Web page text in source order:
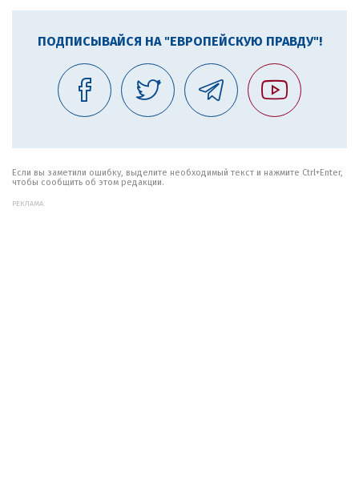
ПОДПИСЫВАЙСЯ НА "ЕВРОПЕЙСКУЮ ПРАВДУ"!
Если вы заметили ошибку, выделите необходимый текст и нажмите Ctrl+Enter,
чтобы сообщить об этом редакции.
РЕКЛАМА: